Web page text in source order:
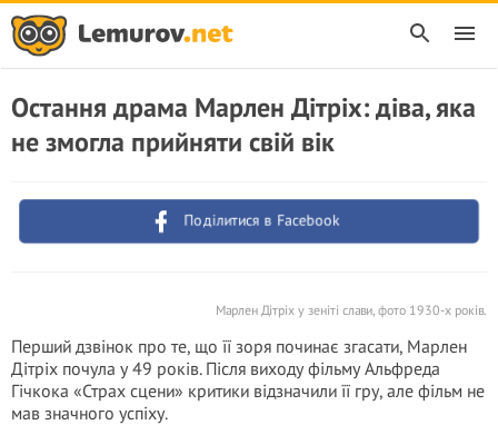
Остання драма Марлен Дітріх: діва, яка
не змогла прийняти свій вік
Поділитися в Facebook
Марлен Дітріх у зеніті слави, фото 1930-х років.
Перший дзвінок про те, що її зоря починає згасати, Марлен
Дітріх почула у 49 років. Після виходу фільму Альфреда
Гічкока «Страх сцени» критики відзначили її гру, але фільм не
мав значного успіху.